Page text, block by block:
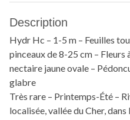
Description
Hydr Hc – 1-5 m – Feuilles
pinceaux de 8-25 cm – Fleurs
nectaire jaune ovale –
glabre
Très rare – Printemps-Été –
localisée, vallée du Cher,